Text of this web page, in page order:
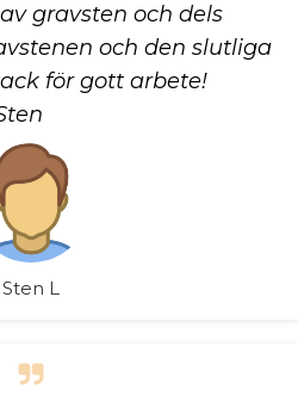
gravsten och dels
och den slutliga
för gott arbete!
Sten L